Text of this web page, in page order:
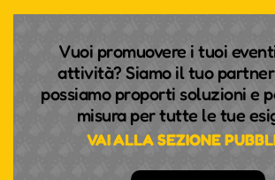
Vuoi promuovere i tuoi
attività? Siamo il tuo
possiamo proporti soluzioni e
misura per tutte le tue
VAI ALLA SEZIONE